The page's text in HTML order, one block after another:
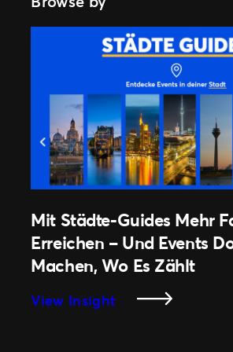
Mit Städte-Guides Mehr
Erreichen – Und Events
Machen, Wo Es Zählt
View Insight